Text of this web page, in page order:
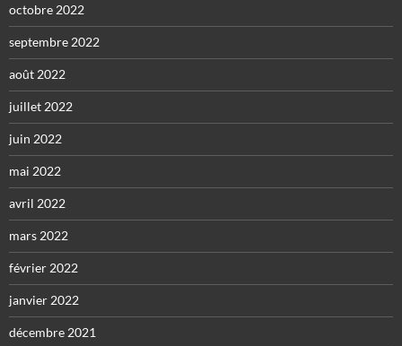
octobre 2022
septembre 2022
août 2022
juillet 2022
juin 2022
mai 2022
avril 2022
mars 2022
février 2022
janvier 2022
décembre 2021